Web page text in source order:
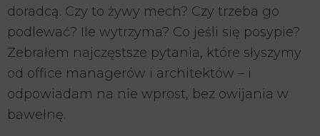
doradcą. Czy to żywy mech? Czy trzeba go
podlewać? Ile wytrzyma? Co jeśli się posypie?
Zebrałem najczęstsze pytania, które słyszymy
od office managerów i architektów – i
odpowiadam na nie wprost, bez owijania w
bawełnę.